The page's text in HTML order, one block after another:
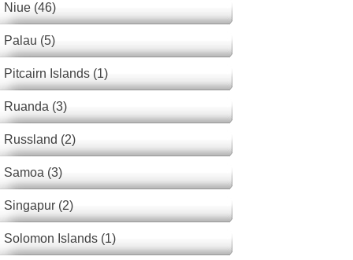
Niue (46)
Palau (5)
Pitcairn Islands (1)
Ruanda (3)
Russland (2)
Samoa (3)
Singapur (2)
Solomon Islands (1)